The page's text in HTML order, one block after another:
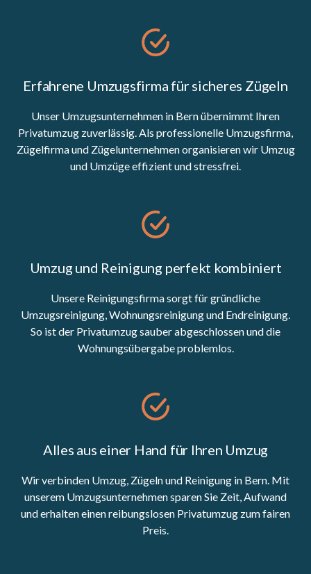
Erfahrene Umzugsfirma für sicheres Zügeln
Unser Umzugsunternehmen in Bern übernimmt Ihren
Privatumzug zuverlässig. Als professionelle Umzugsfirma,
Zügelfirma und Zügelunternehmen organisieren wir Umzug
und Umzüge effizient und stressfrei.
Umzug und Reinigung perfekt kombiniert
Unsere Reinigungsfirma sorgt für gründliche
Umzugsreinigung, Wohnungsreinigung und Endreinigung.
So ist der Privatumzug sauber abgeschlossen und die
Wohnungsübergabe problemlos.
Alles aus einer Hand für Ihren Umzug
Wir verbinden Umzug, Zügeln und Reinigung in Bern. Mit
unserem Umzugsunternehmen sparen Sie Zeit, Aufwand
und erhalten einen reibungslosen Privatumzug zum fairen
Preis.